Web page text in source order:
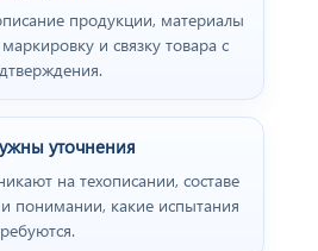
продукции, материалы
и связку товара с
уточнения
на техописании, составе
понимании, какие испытания